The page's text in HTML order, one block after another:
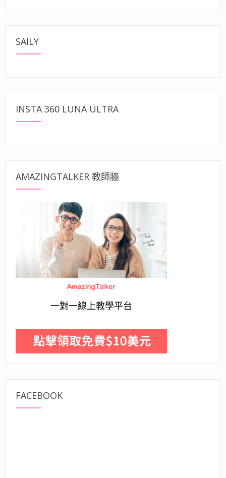
SAILY
INSTA 360 LUNA ULTRA
AMAZINGTALKER 教師牆
一對一線上教學平台
FACEBOOK